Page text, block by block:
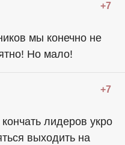
+7
мы конечно не
Но мало!
+7
лидеров укро
выходить на